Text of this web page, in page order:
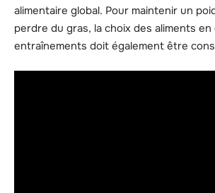
alimentaire global. Pour maintenir un
perdre du gras, la choix des aliments
entraînements doit également être